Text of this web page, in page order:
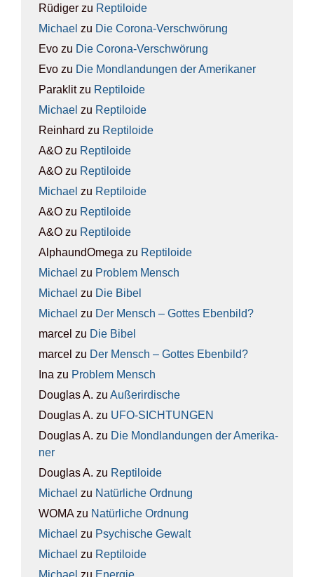
Rüdiger zu Rep­ti­lo­ide
Michael zu Die Coro­na-Ver­schwö­rung
Evo zu Die Coro­na-Ver­schwö­rung
Evo zu Die Mond­lan­dun­gen der Ame­ri­ka­ner
Paraklitzu Rep­ti­lo­ide
Michael zu Rep­ti­lo­ide
Reinhard zu Rep­ti­lo­ide
A&O zu Rep­ti­lo­ide
A&O zu Rep­ti­lo­ide
Michael zu Rep­ti­lo­ide
A&O zu Rep­ti­lo­ide
A&O zu Rep­ti­lo­ide
AlphaundOmega zu Rep­ti­lo­ide
Michael zu Pro­blem Mensch
Michael zu Die Bibel
Michael zu Der Mensch – Got­tes Eben­bild?
marcel zu Die Bibel
marcel zu Der Mensch – Got­tes Eben­bild?
Ina zu Pro­blem Mensch
Douglas A. zu Außer­ir­di­sche
Douglas A. zu UFO-SICH­TUN­GEN
Douglas A. zu Die Mond­lan­dun­gen der Ame­ri­ka­
ner
Douglas A. zu Rep­ti­lo­ide
Michael zu Natür­li­che Ord­nung
WOMAzu Natür­li­che Ord­nung
Michael zu Psy­chi­sche Gewalt
Michael zu Rep­ti­lo­ide
Michael zu Ener­gie